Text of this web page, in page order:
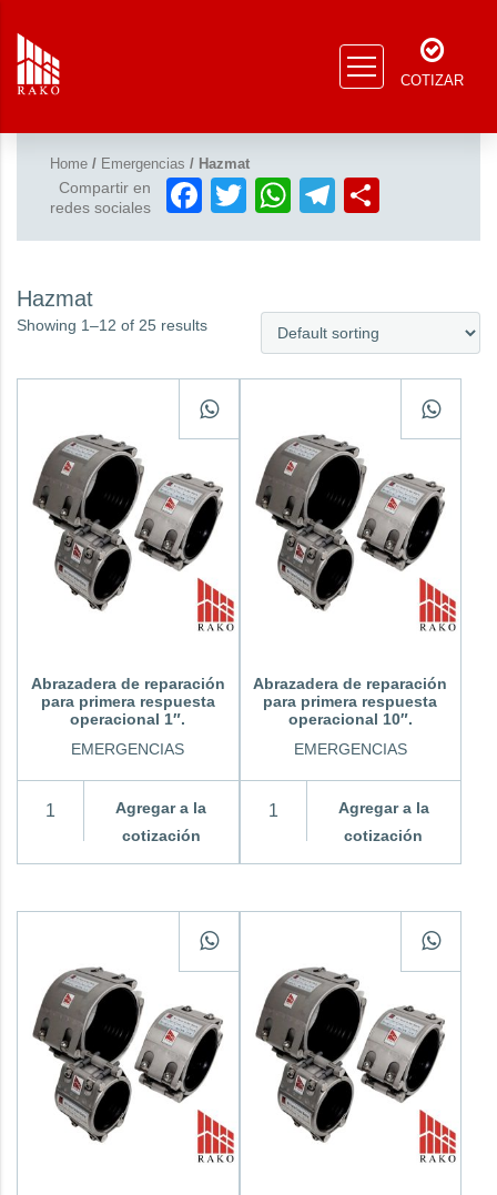
COTIZAR
Home / Emergencias / Hazmat
Compartir en
redes sociales
Facebook
TwitterWhatsApp
Telegram
Hazmat
Showing 1–12 of 25 results
Abrazadera de reparación
para primera respuesta
operacional 1″.
EMERGENCIAS
Agregar a la
cotización
Abrazadera de reparación
para primera respuesta
operacional 10″.
EMERGENCIAS
Agregar a la
cotización